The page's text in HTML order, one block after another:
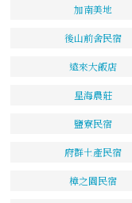
加南美地
後山前舍民宿
遠來大飯店
星海農莊
鹽寮民宿
府群土產民宿
樟之園民宿